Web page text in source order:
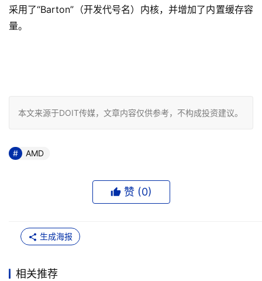
采用了“Barton”（开发代号名）内核，并增加了内置缓存容
量。
本文来源于DOIT传媒，文章内容仅供参考，不构成投资建议。
AMD
赞 (0)
生成海报
相关推荐